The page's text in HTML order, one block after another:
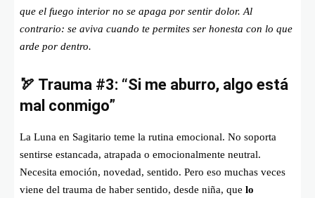
que el fuego interior no se apaga por sentir dolor. Al
contrario: se aviva cuando te permites ser honesta con lo que
arde por dentro.
🏹 Trauma #3: “Si me aburro, algo está
mal conmigo”
La Luna en Sagitario teme la rutina emocional. No soporta
sentirse estancada, atrapada o emocionalmente neutral.
Necesita emoción, novedad, sentido. Pero eso muchas veces
viene del trauma de haber sentido, desde niña, que lo